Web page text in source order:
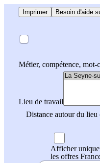
Imprimer Besoin d'aide
Métier, compétence,
Lieu de travail
Distance autour du lieu
Afficher
les offres